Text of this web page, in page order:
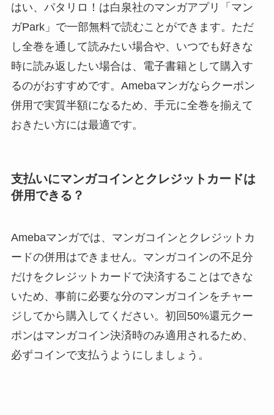
はい、パタリロ！は白泉社のマンガアプリ「マン
ガPark」で一部無料で読むことができます。ただ
し全巻を通して読みたい場合や、いつでも好きな
時に読み返したい場合は、電子書籍として購入す
るのがおすすめです。Amebaマンガならクーポン
併用で実質半額になるため、手元に全巻を揃えて
おきたい方には最適です。
支払いにマンガコインとクレジットカードは
併用できる？
Amebaマンガでは、マンガコインとクレジットカ
ードの併用はできません。マンガコインの不足分
だけをクレジットカードで決済することはできな
いため、事前に必要な分のマンガコインをチャー
ジしてから購入してください。初回50%還元クー
ポンはマンガコイン決済時のみ適用されるため、
必ずコインで支払うようにしましょう。